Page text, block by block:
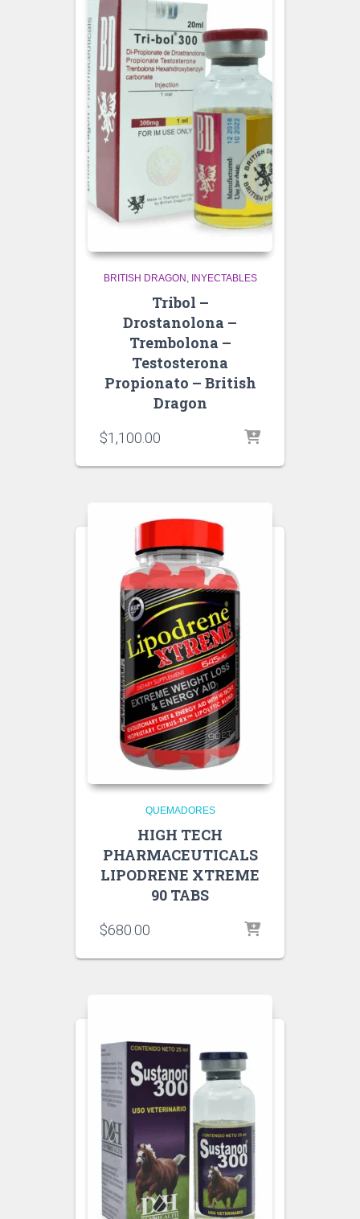
BRITISH DRAGON INYECTABLES
Tribol –
Drostanolona –
Trembolona –
Testosterona
Propionato – British
Dragon
$1,100.00
QUEMADORES
HIGH TECH
PHARMACEUTICALS
LIPODRENE XTREME
90 TABS
$680.00